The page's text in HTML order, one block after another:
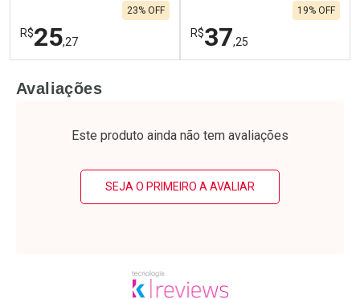
R$25,27
23% OFF
Laboratório
Por Menos
R$37,25
19% OFF
Laboratório
Por Menos
Avaliações
Este produto ainda não tem avaliações
SEJA O PRIMEIRO A AVALIAR